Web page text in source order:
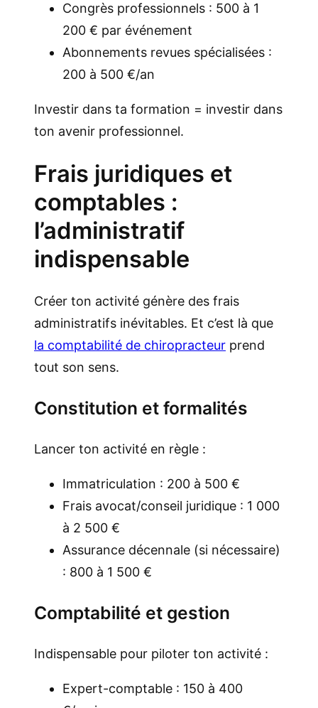
Congrès professionnels : 500 à 1
200 € par événement
Abonnements revues spécialisées :
200 à 500 €/an
Investir dans ta formation = investir dans
ton avenir professionnel.
Frais juridiques et
comptables :
l’administratif
indispensable
Créer ton activité génère des frais
administratifs inévitables. Et c’est là que
la comptabilité de chiropracteur prend
tout son sens.
Constitution et formalités
Lancer ton activité en règle :
Immatriculation : 200 à 500 €
Frais avocat/conseil juridique : 1 000
à 2 500 €
Assurance décennale (si nécessaire)
: 800 à 1 500 €
Comptabilité et gestion
Indispensable pour piloter ton activité :
Expert-comptable : 150 à 400